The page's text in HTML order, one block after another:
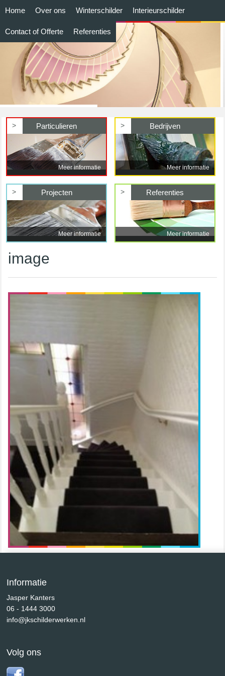
Home Over ons Winterschilder Interieurschilder
Contact of Offerte Referenties
> Particulieren
Meer informatie
> Bedrijven
Meer informatie
> Projecten
Meer informatie
> Referenties
Meer informatie
image
Informatie
Jasper Kanters
06 - 1444 3000
info@jkschilderwerken.nl
Volg ons